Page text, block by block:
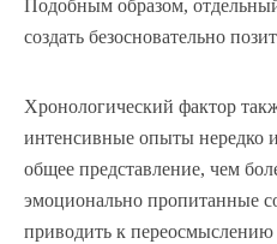
Подобным образом,
создать безосновательно
Хронологический фактор
интенсивные опыты нередко
общее представление, чем
эмоционально пропитанные
приводить к